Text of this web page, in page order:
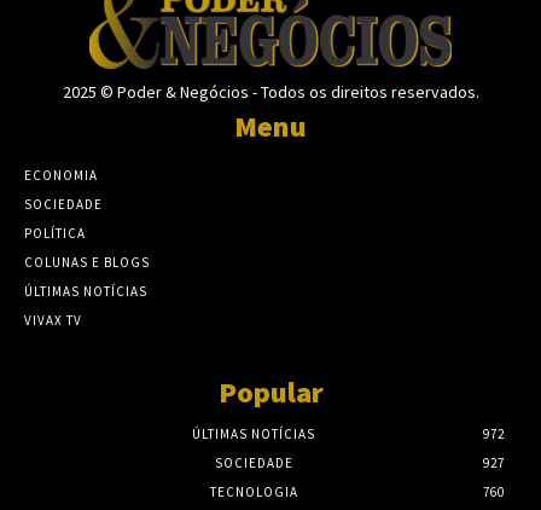
2025 © Poder & Negócios - Todos os direitos reservados.
Menu
ECONOMIA
SOCIEDADE
POLÍTICA
COLUNAS E BLOGS
ÚLTIMAS NOTÍCIAS
VIVAX TV
Popular
ÚLTIMAS NOTÍCIAS
972
SOCIEDADE
927
TECNOLOGIA
760